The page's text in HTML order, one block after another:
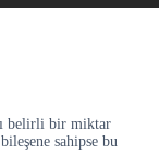
belirli bir miktar
sahipse bu